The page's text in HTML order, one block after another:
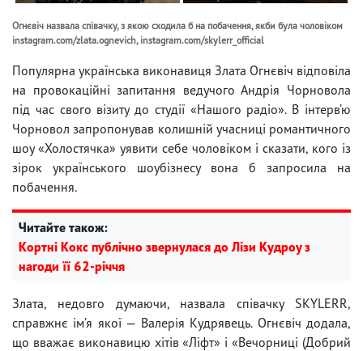
Огнєвіч назвала співачку, з якою сходила б на побачення, якби була чоловіком
instagram.com/zlata.ognevich, instagram.com/skylerr_official
Популярна українська виконавиця Злата Огнєвіч відповіла
на провокаційні запитання ведучого Андрія Чорновола
під час свого візиту до студії «Нашого радіо». В інтерв’ю
Чорновол запропонував колишній учасниці романтичного
шоу «Холостячка» уявити себе чоловіком і сказати, кого із
зірок українського шоубізнесу вона б запросила на
побачення.
Читайте також:
Кортні Кокс публічно звернулася до Лізи Кудроу з
нагоди її 62-річчя
Злата, недовго думаючи, назвала співачку SKYLERR,
справжнє ім’я якої — Валерія Кудрявець. Огнєвіч додала,
що вважає виконавицю хітів «Ліфт» і «Вечорниці (Добрий